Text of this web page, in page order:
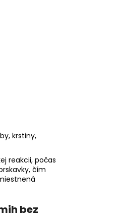
krstiny,
reakcii, počas
čím
bez